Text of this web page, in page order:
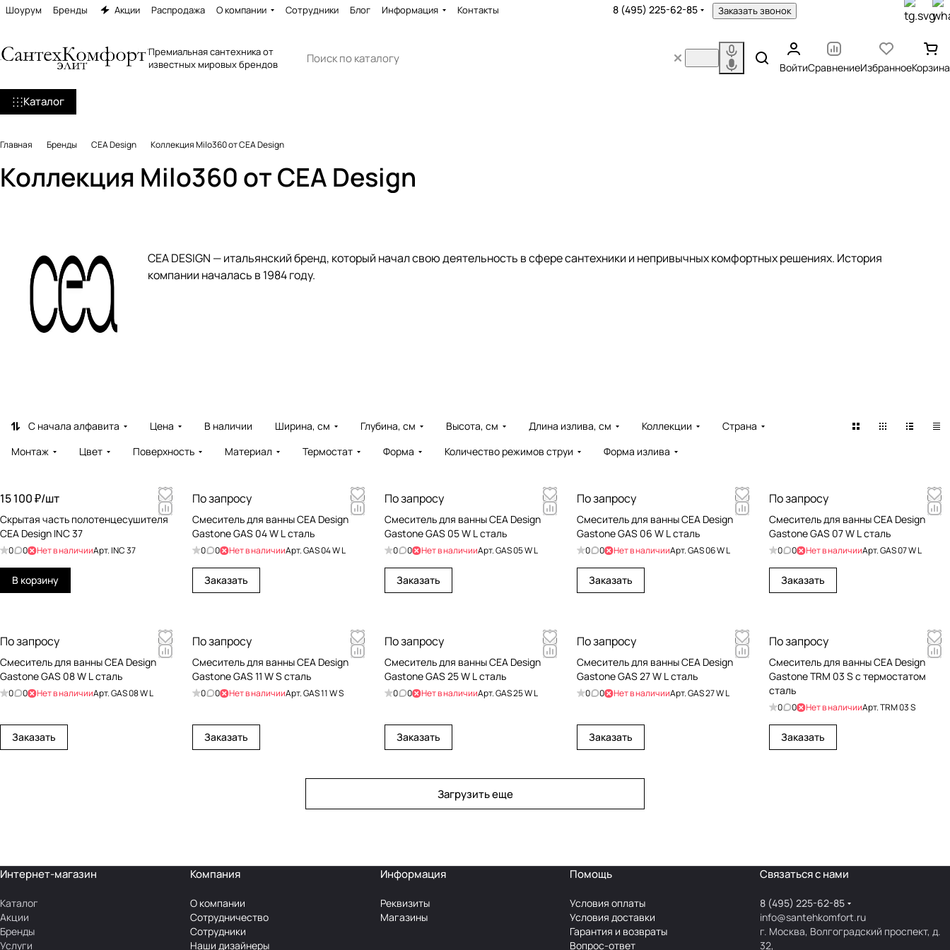
Шоурум Бренды Акции Распродажа О компании Сотрудники Блог Информация Контакты 8 (495) 225-62-85 Заказать звонок
Премиальная сантехника от
известных мировых брендов
ВойтиСравнениеИзбранноеКорзина
Каталог
Главная Бренды CEA Design Коллекция Milo360 от CEA Design
Коллекция Milo360 от CEA Design
CEA DESIGN — итальянский бренд, который начал свою деятельность в сфере сантехники и непривычных комфортных решениях. История
компании началась в 1984 году.
С начала алфавита Цена В наличии Ширина, см Глубина, см Высота, см Длина излива, см Коллекции
Страна
Монтаж
Цвет Поверхность Материал Термостат Форма Количество режимов струи Форма излива
15 100 ₽/шт
Cкрытая часть полотенцесушителя
CEA Design INC 37
0 0 Нет в наличииАрт. INC 37
В корзину
По запросу
Cмеситель для ванны CEA Design
Gastone GAS 04 W L сталь
0 0 Нет в наличииАрт.GAS 04 W L
Заказать
По запросу
Cмеситель для ванны CEA Design
Gastone GAS 05 W L сталь
0 0 Нет в наличииАрт.GAS 05 W L
Заказать
По запросу
Cмеситель для ванны CEA Design
Gastone GAS 06 W L сталь
0 0 Нет в наличииАрт.GAS 06 W L
Заказать
По запросу
Cмеситель для ванны CEA Design
Gastone GAS 07 W L сталь
0 0 Нет в наличииАрт.GAS 07 W L
Заказать
По запросу
Cмеситель для ванны CEA Design
Gastone GAS 08 W L сталь
0 0 Нет в наличииАрт.GAS 08 W L
Заказать
По запросу
Cмеситель для ванны CEA Design
Gastone GAS 11 W S сталь
0 0 Нет в наличииАрт.GAS 11 W S
Заказать
По запросу
Cмеситель для ванны CEA Design
Gastone GAS 25 W L сталь
0 0 Нет в наличииАрт.GAS 25 W L
Заказать
По запросу
Cмеситель для ванны CEA Design
Gastone GAS 27 W L сталь
0 0 Нет в наличииАрт.GAS 27 W L
Заказать
По запросу
Cмеситель для ванны CEA Design
Gastone TRM 03 S с термостатом
сталь
0 0 Нет в наличииАрт.TRM 03 S
Заказать
Загрузить еще
Интернет-магазин
Каталог
Акции
Бренды
Услуги
Компания
О компании
Сотрудничество
Сотрудники
Наши дизайнеры
Информация
Реквизиты
Магазины
Помощь
Условия оплаты
Условия доставки
Гарантия и возвраты
Вопрос-ответ
Связаться с нами
8 (495) 225-62-85
info@santehkomfort.ru
г. Москва, Волгоградский проспект, д.
32,